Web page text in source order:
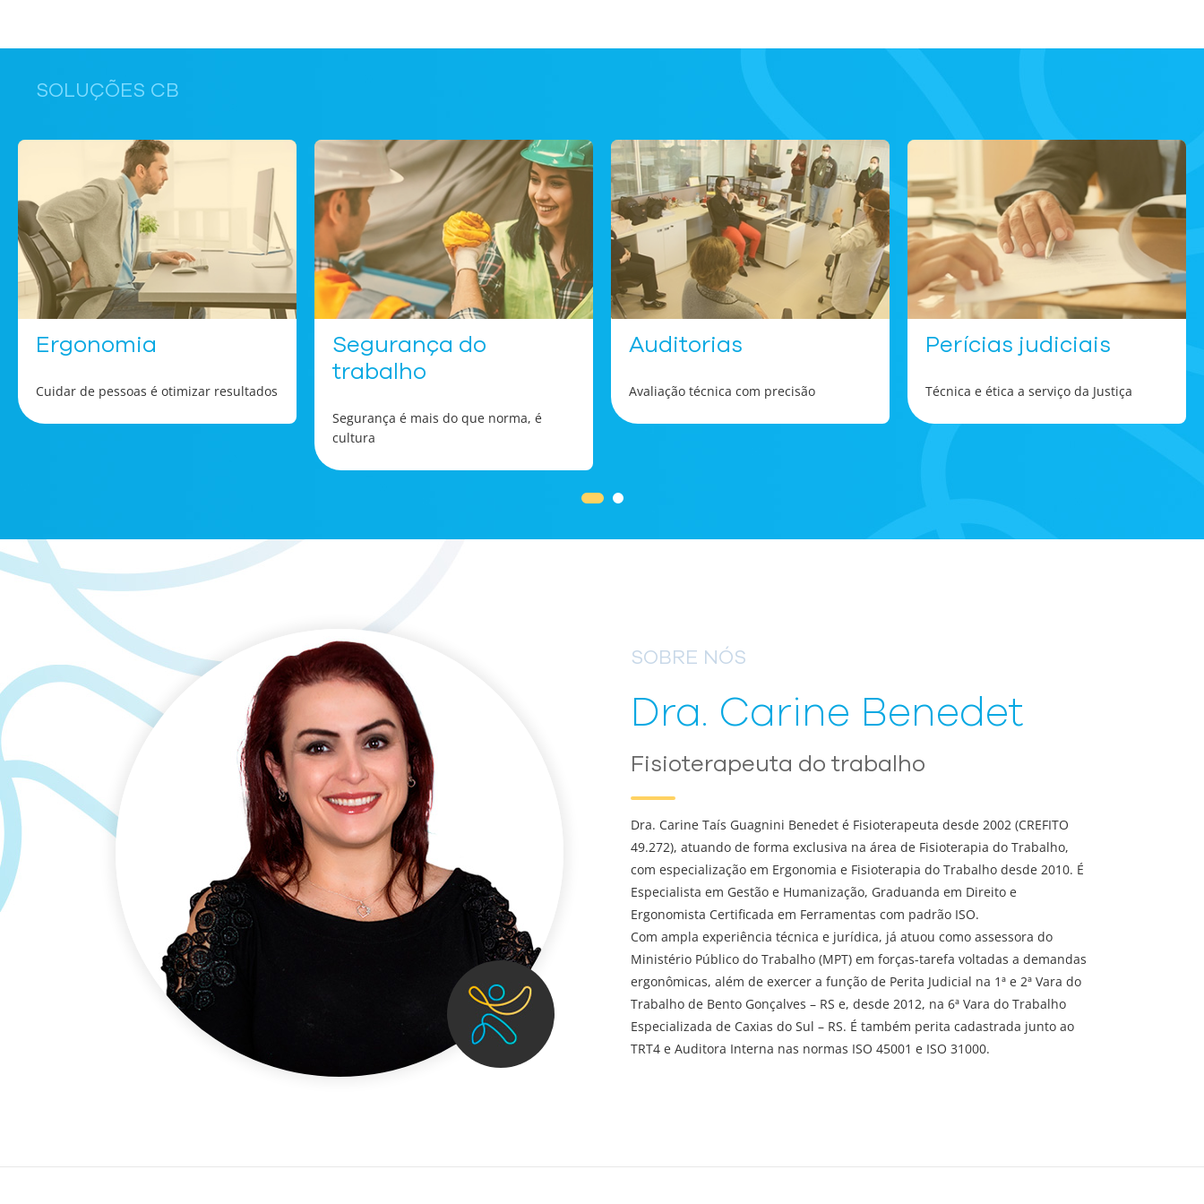
SOLUÇÕES CB
Ergonomia
Cuidar de pessoas é otimizar resultados
Segurança do
trabalho
Segurança é mais do que norma, é
cultura
Auditorias
Avaliação técnica com precisão
Perícias judiciais
Técnica e ética a serviço da Justiça
SOBRE NÓS
Dra. Carine Benedet
Fisioterapeuta do trabalho
Dra. Carine Taís Guagnini Benedet é Fisioterapeuta desde 2002 (CREFITO
49.272), atuando de forma exclusiva na área de Fisioterapia do Trabalho,
com especialização em Ergonomia e Fisioterapia do Trabalho desde 2010. É
Especialista em Gestão e Humanização, Graduanda em Direito e
Ergonomista Certificada em Ferramentas com padrão ISO.
Com ampla experiência técnica e jurídica, já atuou como assessora do
Ministério Público do Trabalho (MPT) em forças-tarefa voltadas a demandas
ergonômicas, além de exercer a função de Perita Judicial na 1ª e 2ª Vara do
Trabalho de Bento Gonçalves – RS e, desde 2012, na 6ª Vara do Trabalho
Especializada de Caxias do Sul – RS. É também perita cadastrada junto ao
TRT4 e Auditora Interna nas normas ISO 45001 e ISO 31000.